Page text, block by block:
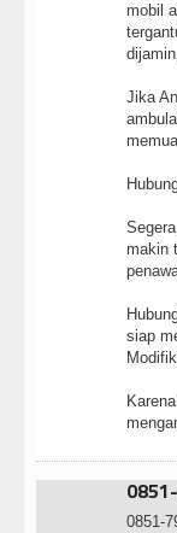
mobil
Jika
makin
siap
0851-